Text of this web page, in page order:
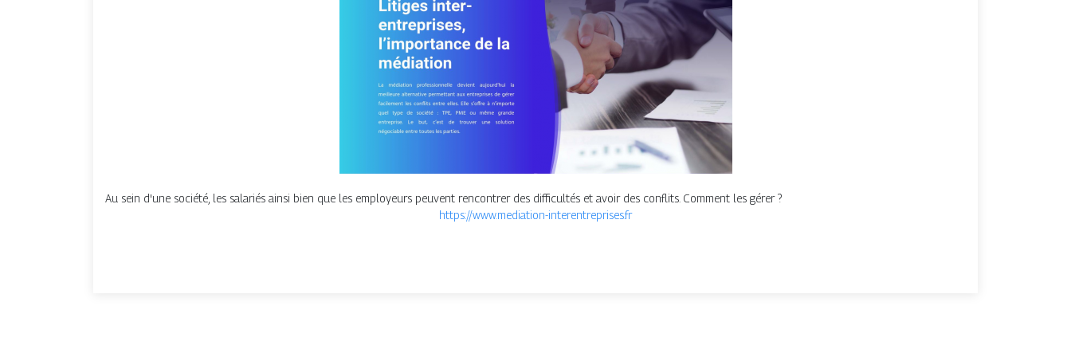
Au sein d'une société, les salariés ainsi bien que les employeurs peuvent rencontrer des difficultés et avoir des conflits. Comment les gérer ?
https://www.mediation-interentreprises.fr